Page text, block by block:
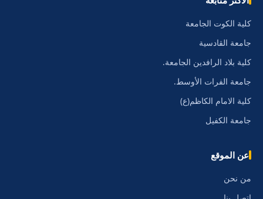
كلية الكوت الجامعة
جامعة القادسية
كلية بلاد الرافدين الجامعة.
جامعة الفرات الأوسط.
كلية الامام الكاظم(ع)
جامعة الكفيل
عن الموقع
من نحن